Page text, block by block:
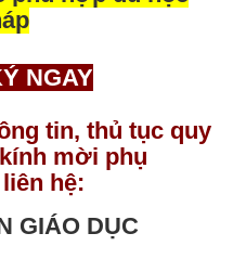
NGAY
tin, thủ tục quy
mời phụ
hệ:
GIÁO DỤC